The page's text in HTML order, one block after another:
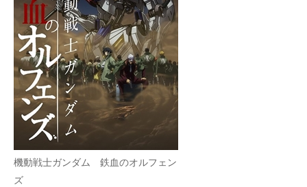
機動戦士ガンダム 鉄血のオルフェン
ズ